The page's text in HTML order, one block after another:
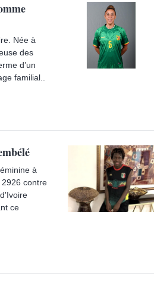
Née à
des
d’un
familial..
à
contre
ce